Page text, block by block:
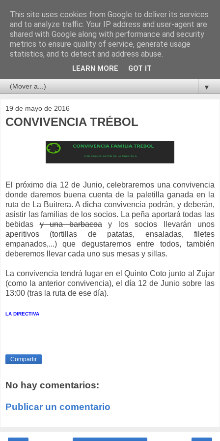
▼
19 de mayo de 2016
CONVIVENCIA TRÉBOL
El próximo dia 12 de Junio, celebraremos una convivencia
donde daremos buena cuenta de la paletilla ganada en la
ruta de La Buitrera. A dicha convivencia podrán, y deberán,
asistir las familias de los socios. La peña aportará todas las
bebidasy una barbacoay los socios llevarán unos
aperitivos (tortillas de patatas, ensaladas, filetes
empanados,...) que degustaremos entre todos, también
deberemos llevar cada uno sus mesas y sillas.
La convivencia tendrá lugar en el Quinto Coto junto al Zujar
(como la anterior convivencia), el día 12 de Junio sobre las
13:00 (tras la ruta de ese día).
LA DIRECTIVA
Compartir
No hay comentarios:
Publicar un comentario
This site uses cookies from Google to deliver its services
and to analyze traffic. Your IP address and user-agent are
shared with Google along with performance and security
metrics to ensure quality of service, generate usage
statistics, and to detect and address abuse.
LEARN MORE GOT IT